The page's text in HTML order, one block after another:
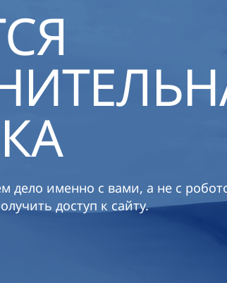
дело именно с вами, а не с
доступ к сайту.